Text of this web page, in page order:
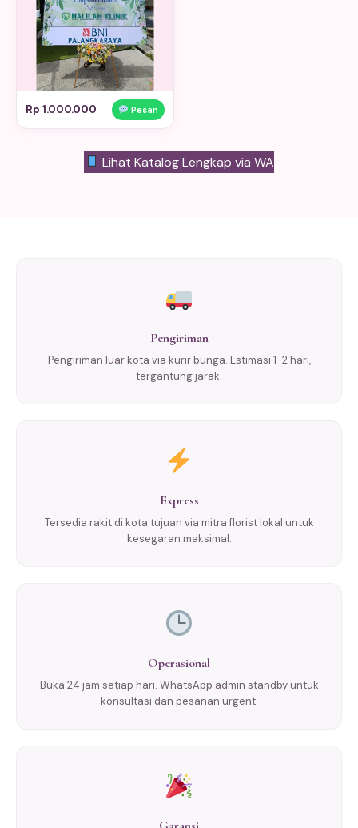
Rp 1.000.000 Pesan
Lihat Katalog Lengkap via WA
Pengiriman
Pengiriman luar kota via kurir bunga. Estimasi 1-2 hari,
tergantung jarak.
Express
Tersedia rakit di kota tujuan via mitra florist lokal untuk
kesegaran maksimal.
Operasional
Buka 24 jam setiap hari. WhatsApp admin standby untuk
konsultasi dan pesanan urgent.